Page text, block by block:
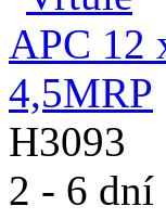
H3093
2 - 6 dní